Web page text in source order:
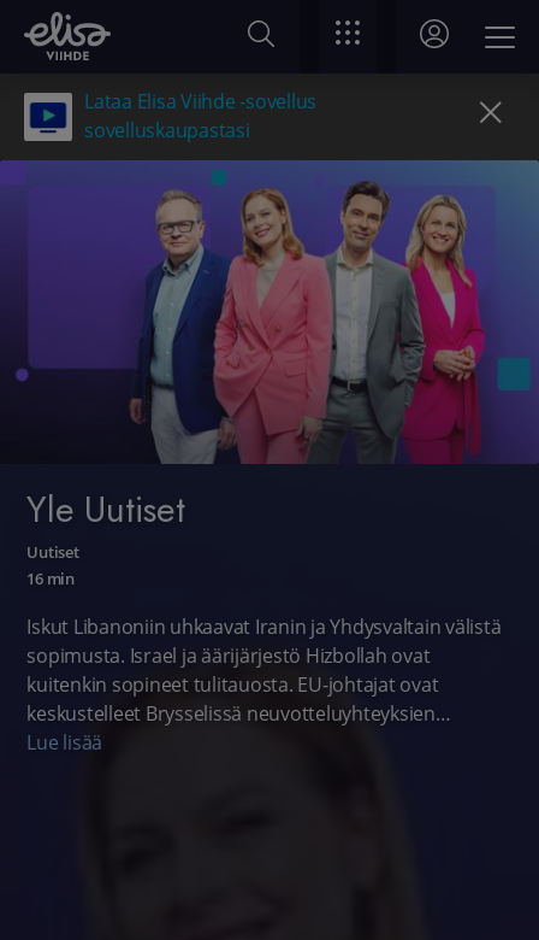
Lataa Elisa Viihde -sovellus
sovelluskaupastasi
Yle Uutiset
Uutiset
16 min
Iskut Libanoniin uhkaavat Iranin ja Yhdysvaltain välistä
sopimusta. Israel ja äärijärjestö Hizbollah ovat
kuitenkin sopineet tulitauosta. EU-johtajat ovat
keskustelleet Brysselissä neuvotteluyhteyksien
avaamisesta Venäjään, mutta Venäjän
Lue lisää